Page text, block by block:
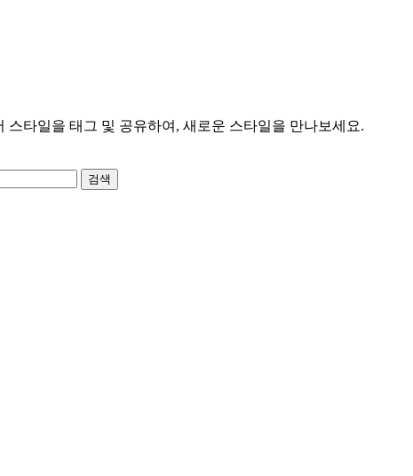
스타일을 태그 및 공유하여, 새로운 스타일을 만나보세요.
검색